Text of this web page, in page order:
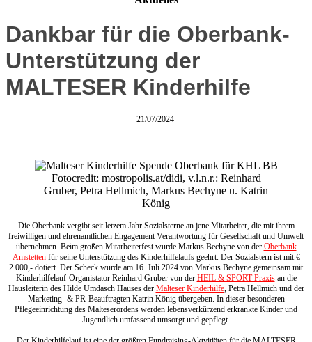
Dankbar für die Oberbank-
Unterstützung der
MALTESER Kinderhilfe
21/07/2024
Fotocredit: mostropolis.at/didi, v.l.n.r.: Reinhard
Gruber, Petra Hellmich, Markus Bechyne u. Katrin
König
Die Oberbank vergibt seit letzem Jahr Sozialsterne an jene Mitarbeiter, die mit ihrem
freiwilligen und ehrenamtlichen Engagement Verantwortung für Gesellschaft und Umwelt
übernehmen. Beim großen Mitarbeiterfest wurde Markus Bechyne von der Oberbank
Amstettenfür seine Unterstützung des Kinderhilfelaufs geehrt. Der Sozialstern ist mit €
2.000,- dotiert. Der Scheck wurde am 16. Juli 2024 von Markus Bechyne gemeinsam mit
Kinderhilfelauf-Organistator Reinhard Gruber von der HEIL & SPORT Praxisan die
Hausleiterin des Hilde Umdasch Hauses der Malteser Kinderhilfe, Petra Hellmich und der
Marketing- & PR-Beauftragten Katrin König übergeben. In dieser besonderen
Pflegeeinrichtung des Malteserordens werden lebensverkürzend erkrankte Kinder und
Jugendlich umfassend umsorgt und gepflegt.